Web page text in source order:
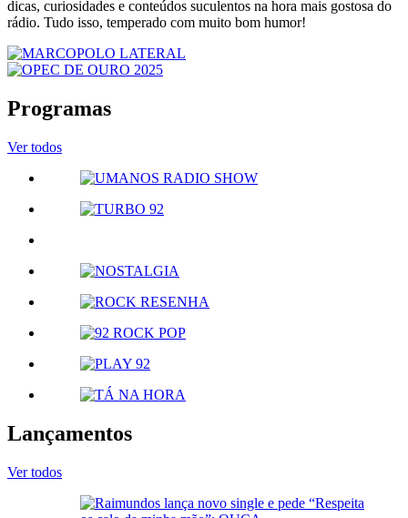
dicas, curiosidades e conteúdos suculentos na hora mais gostosa do
rádio. Tudo isso, temperado com muito bom humor!
Programas
Ver todos
Lançamentos
Ver todos